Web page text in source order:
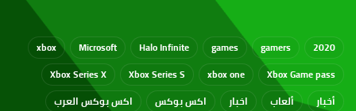
2020
gamers
games
Halo Infinite
Microsoft
xbox
Xbox Game pass
xbox one
Xbox Series S
Xbox Series X
أخبار
ألعاب اخبار اكس بوكس
اكس بوكس العرب